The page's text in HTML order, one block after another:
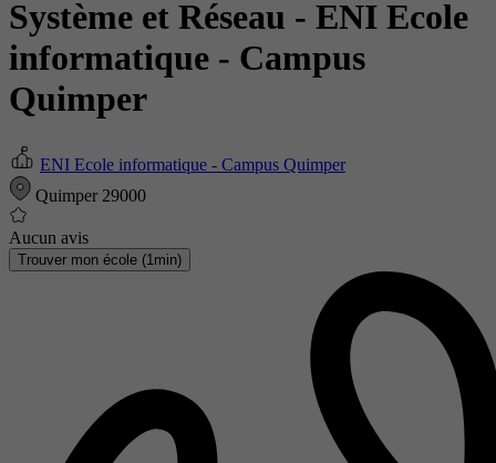
Système et Réseau - ENI Ecole
informatique - Campus
Quimper
ENI Ecole informatique - Campus Quimper
Quimper 29000
Aucun avis
Trouver mon école (1min)